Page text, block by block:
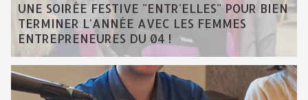
UNE SOIRÉE FESTIVE "ENTR'ELLES" POUR BIEN
TERMINER L'ANNÉE AVEC LES FEMMES
ENTREPRENEURES DU 04 !